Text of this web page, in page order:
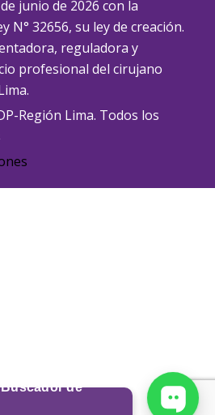
Buscador de
junio de 2026 con la
N° 32656, su ley de creación.
reguladora y
profesional del cirujano
Región Lima. Todos los